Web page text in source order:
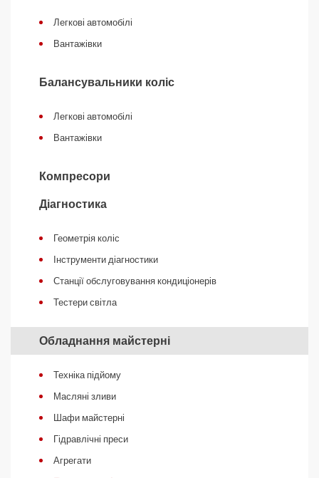
Легкові автомобілі
Вантажівки
Балансувальники коліс
Легкові автомобілі
Вантажівки
Компресори
Діагностика
Геометрія коліс
Інструменти діагностики
Станції обслуговування кондиціонерів
Тестери світла
Обладнання майстерні
Техніка підйому
Масляні зливи
Шафи майстерні
Гідравлічні преси
Агрегати